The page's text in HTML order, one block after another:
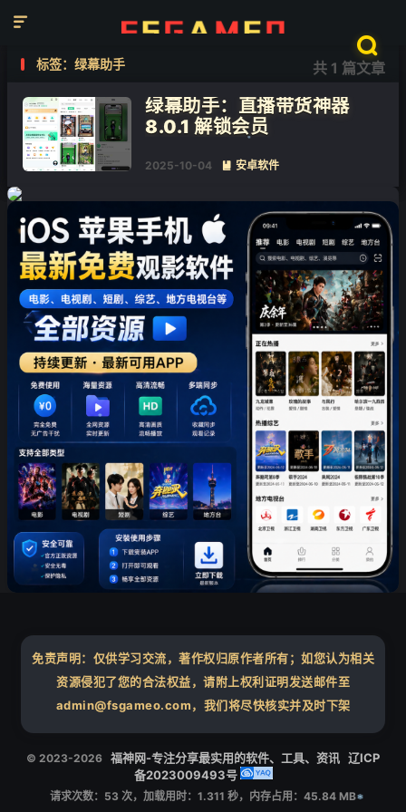


共 1 篇文章
标签：绿幕助手
绿幕助手：直播带货神器
8.0.1 解锁会员
2025-10-04  安卓软件
免责声明：仅供学习交流，著作权归原作者所有；如您认为相关
资源侵犯了您的合法权益，请附上权利证明发送邮件至
admin@fsgameo.com，我们将尽快核实并及时下架
© 2023-2026 福神网-专注分享最实用的软件、工具、资讯 辽ICP
备2023009493号
请求次数：53 次，加载用时：1.311 秒，内存占用：45.84 MB
❄